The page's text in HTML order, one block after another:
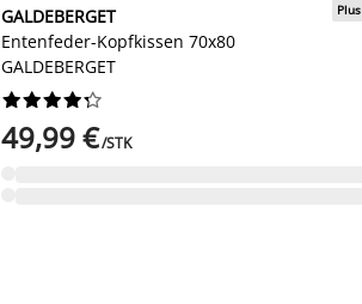
GALDEBERGET
Entenfeder-Kopfkissen 70x80
GALDEBERGET
Plus






49,99 €/STK